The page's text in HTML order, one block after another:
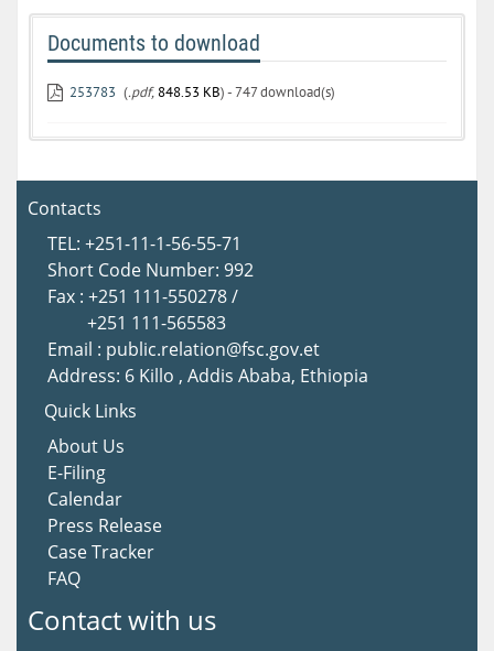
Documents to download
253783 (.pdf, 848.53 KB) - 747 download(s)
Contacts
TEL: +251-11-1-56-55-71
Short Code Number: 992
Fax : +251 111-550278 /
+251 111-565583
Email : public.relation@fsc.gov.et
Address: 6 Killo , Addis Ababa, Ethiopia
Quick Links
About Us
E-Filing
Calendar
Press Release
Case Tracker
FAQ
Contact with us